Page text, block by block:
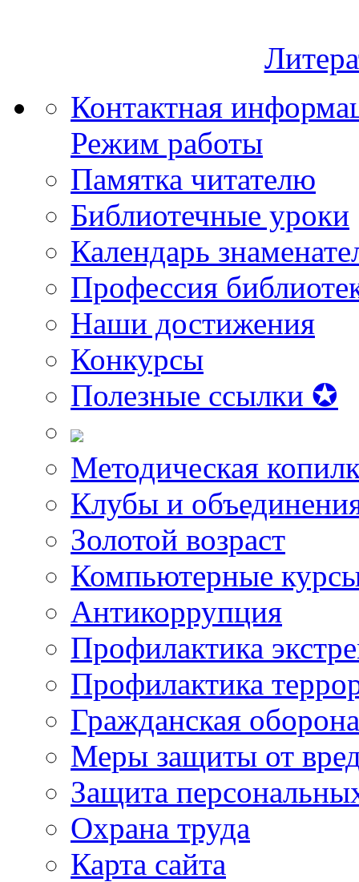
Контактная
Режим работы
Памятка читателю
Библиотечные уроки
Календарь
Профессия
Наши достижения
Конкурсы
Полезные ссылки ✪
Методическая
Клубы и
Золотой возраст
Компьютерные
Антикоррупция
Профилактика
Профилактика
Гражданская оборона
Меры защиты от
Защита
Охрана труда
Карта сайта